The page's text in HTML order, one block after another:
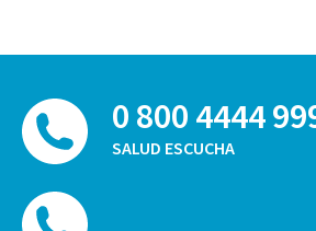
0 800 4444
SALUD ESCUCHA